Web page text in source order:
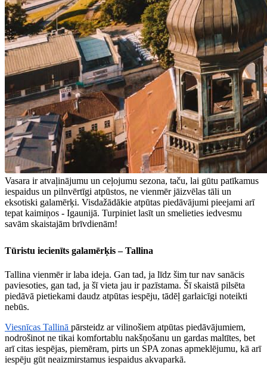
Vasara ir atvaļinājumu un ceļojumu sezona, taču, lai gūtu patīkamus
iespaidus un pilnvērtīgi atpūstos, ne vienmēr jāizvēlas tāli un
eksotiski galamērķi. Visdažādākie atpūtas piedāvājumi pieejami arī
tepat kaimiņos - Igaunijā. Turpiniet lasīt un smelieties iedvesmu
savām skaistajām brīvdienām!
Tūristu iecienīts galamērķis – Tallina
Tallina vienmēr ir laba ideja. Gan tad, ja līdz šim tur nav sanācis
paviesoties, gan tad, ja šī vieta jau ir pazīstama. Šī skaistā pilsēta
piedāvā pietiekami daudz atpūtas iespēju, tādēļ garlaicīgi noteikti
nebūs.
Viesnīcas Tallinā pārsteidz ar vilinošiem atpūtas piedāvājumiem,
nodrošinot ne tikai komfortablu nakšņošanu un gardas maltītes, bet
arī citas iespējas, piemēram, pirts un SPA zonas apmeklējumu, kā arī
iespēju gūt neaizmirstamus iespaidus akvaparkā.